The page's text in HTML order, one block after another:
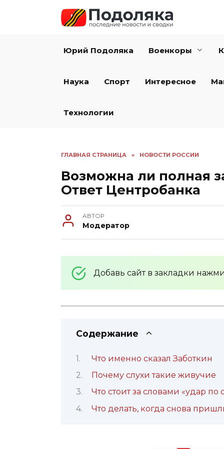
Юрий Подоляка Военкоры
Наука Спорт Интересное
Технологии
ГЛАВНАЯ СТРАНИЦА » НОВОСТИ РОССИИ
Возможна ли полная
Ответ Центробанка
АВТОР
Модератор
Добавь сайт в закладки
Содержание
Что именно сказал Заботкин
Почему слухи такие живучие
Что стоит за словами «удар по
Что делать, когда снова